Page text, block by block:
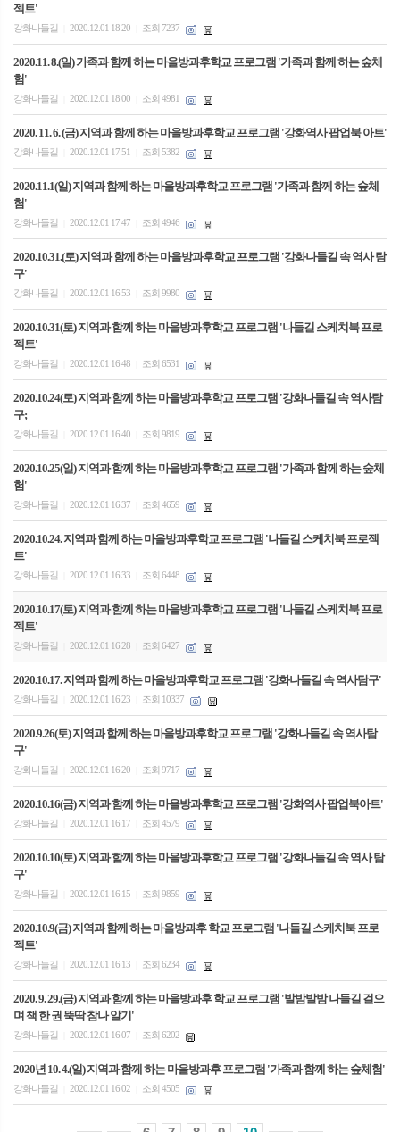
젝트'
강화나들길 2020.12.01 18:20 조회 7237
2020.11. 8.(일) 가족과 함께 하는 마을방과후학교 프로그램 '가족과 함께 하는 숲체
험'
강화나들길 2020.12.01 18:00 조회 4981
2020. 11. 6. (금) 지역과 함께 하는 마을방과후학교 프로그램 '강화역사 팝업북 아트'
강화나들길 2020.12.01 17:51 조회 5382
2020.11.1(일) 지역과 함께 하는 마을방과후학교 프로그램 '가족과 함께 하는 숲체
험'
강화나들길 2020.12.01 17:47 조회 4946
2020.10.31.(토) 지역과 함께 하는 마을방과후학교 프로그램 '강화나들길 속 역사 탐
구'
강화나들길 2020.12.01 16:53 조회 9980
2020.10.31(토) 지역과 함께 하는 마을방과후학교 프로그램 '나들길 스케치북 프로
젝트'
강화나들길 2020.12.01 16:48 조회 6531
2020.10.24(토) 지역과 함께 하는 마을방과후학교 프로그램 '강화나들길 속 역사탐
구;
강화나들길 2020.12.01 16:40 조회 9819
2020.10.25(일) 지역과 함께 하는 마을방과후학교 프로그램 '가족과 함께 하는 숲체
험'
강화나들길 2020.12.01 16:37 조회 4659
2020.10.24. 지역과 함께 하는 마을방과후학교 프로그램 '나들길 스케치북 프로젝
트'
강화나들길 2020.12.01 16:33 조회 6448
2020.10.17(토) 지역과 함께 하는 마을방과후학교 프로그램 '나들길 스케치북 프로
젝트'
강화나들길 2020.12.01 16:28 조회 6427
2020.10.17. 지역과 함께 하는 마을방과후학교 프로그램 '강화나들길 속 역사탐구'
강화나들길 2020.12.01 16:23 조회 10337
2020.9.26(토) 지역과 함께 하는 마을방과후학교 프로그램 '강화나들길 속 역사탐
구'
강화나들길 2020.12.01 16:20 조회 9717
2020.10.16(금) 지역과 함께 하는 마을방과후학교 프로그램 '강화역사 팝업북아트'
강화나들길 2020.12.01 16:17 조회 4579
2020.10.10(토) 지역과 함께 하는 마을방과후학교 프로그램 '강화나들길 속 역사 탐
구'
강화나들길 2020.12.01 16:15 조회 9859
2020.10.9(금) 지역과 함께 하는 마을방과후 학교 프로그램 '나들길 스케치북 프로
젝트'
강화나들길 2020.12.01 16:13 조회 6234
2020. 9. 29.(금) 지역과 함께 하는 마을방과후 학교 프로그램 '발밤발밤 나들길 걸으
며 책 한 권 뚝딱 참나 알기'
강화나들길 2020.12.01 16:07 조회 6202
2020년 10. 4.(일) 지역과 함께 하는 마을방과후 프로그램 '가족과 함께 하는 숲체험'
강화나들길 2020.12.01 16:02 조회 4505